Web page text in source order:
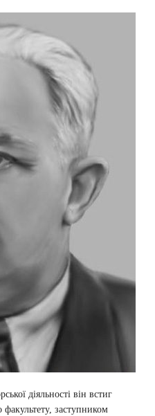
діяльності він встиг
заступником